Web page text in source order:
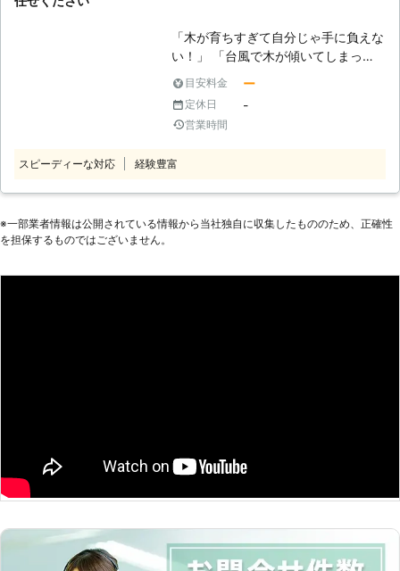
ハチをよく見るので伐採する機会にハ
チ駆除も頼みたい」ともしお考えの際
はそちらもご利用ください。
「木が育ちすぎて自分じゃ手に負えな
い！」 「台風で木が傾いてしまって
どうしよう」 「木に毛虫が毎年出て
迷惑している」 このように庭木に悩
まされている方は、伐採という選択肢
もありますよ。庭に植栽をすること
く、身近に緑があるというのは心も癒
要です。お手入れが負担になってしま
ように伐採しましょう。 松本技建は
す。伐採は木を切るだけではなく、そ
す。木を倒すのに十分なスペースがな
たりするとケガや物を破損するリスク
があるのです。大木の伐採は業者に依
目安料金 ー
定休日 -
営業時間
スピーディーな対応 経験豊富
※⼀部業者情報は公開されている情報から当社独⾃に収集したもののため、正確性
を担保するものではございません。